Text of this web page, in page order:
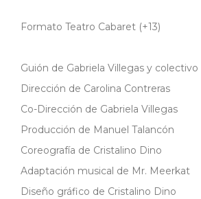
Formato Teatro Cabaret (+13)
Guión de Gabriela Villegas y colectivo
Dirección de Carolina Contreras
Co-Dirección de Gabriela Villegas
Producción de Manuel Talancón
Coreografía de Cristalino Dino
Adaptación musical de Mr. Meerkat
Diseño gráfico de Cristalino Dino